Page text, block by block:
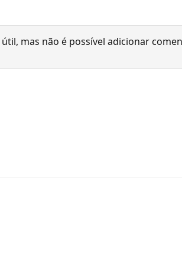
mas não é possível adicionar